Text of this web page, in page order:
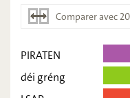
Comparer avec
PIRATEN 8,86
PIRATEN
déi gréng